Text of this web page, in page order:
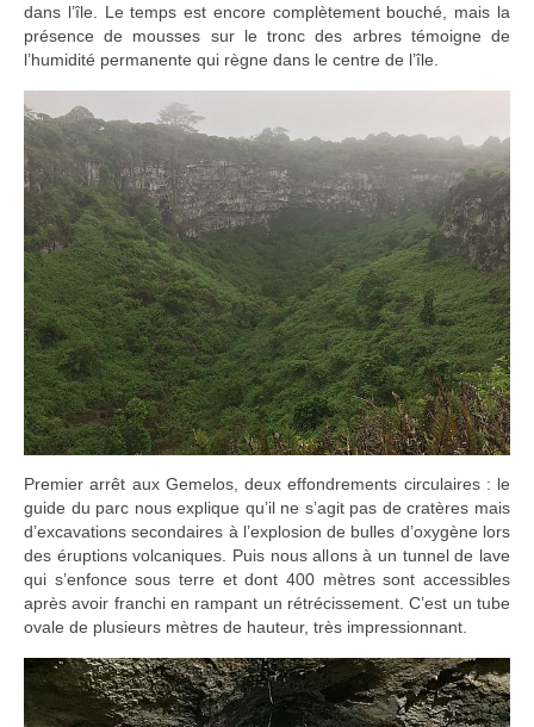
dans l’île. Le temps est encore complètement bouché, mais la
présence de mousses sur le tronc des arbres témoigne de
l’humidité permanente qui règne dans le centre de l’île.
Premier arrêt aux Gemelos, deux effondrements circulaires : le
guide du parc nous explique qu’il ne s’agit pas de cratères mais
d’excavations secondaires à l’explosion de bulles d’oxygène lors
des éruptions volcaniques. Puis nous allons à un tunnel de lave
qui s’enfonce sous terre et dont 400 mètres sont accessibles
après avoir franchi en rampant un rétrécissement. C’est un tube
ovale de plusieurs mètres de hauteur, très impressionnant.